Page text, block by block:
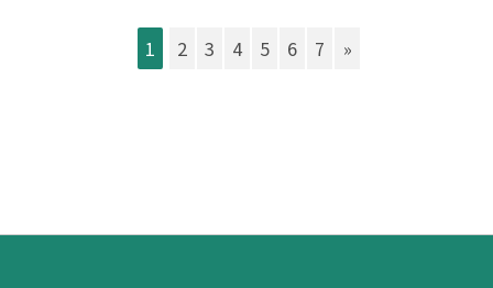
1 2 3 4 5 6 7 »